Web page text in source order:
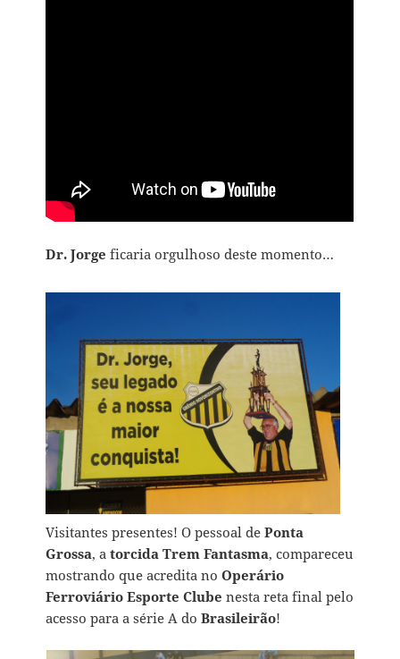
Dr. Jorge ficaria orgulhoso deste momento…
Visitantes presentes! O pessoal dePonta
Grossa, atorcida Trem Fantasma, compareceu
mostrando que acredita noOperário
Ferroviário Esporte Clube nesta reta final pelo
acesso para a série A doBrasileirão!